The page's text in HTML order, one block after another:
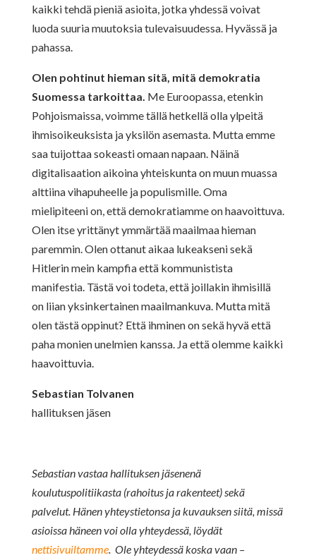
kaikki tehdä pieniä asioita, jotka yhdessä voivat
luoda suuria muutoksia tulevaisuudessa. Hyvässä ja
pahassa.
Olen pohtinut hieman sitä, mitä demokratia
Suomessa tarkoittaa. Me Euroopassa, etenkin
Pohjoismaissa, voimme tällä hetkellä olla ylpeitä
ihmisoikeuksista ja yksilön asemasta. Mutta emme
saa tuijottaa sokeasti omaan napaan. Näinä
digitalisaation aikoina yhteiskunta on muun muassa
alttiina vihapuheelle ja populismille. Oma
mielipiteeni on, että demokratiamme on haavoittuva.
Olen itse yrittänyt ymmärtää maailmaa hieman
paremmin. Olen ottanut aikaa lukeakseni sekä
Hitlerin mein kampfia että kommunistista
manifestia. Tästä voi todeta, että joillakin ihmisillä
on liian yksinkertainen maailmankuva. Mutta mitä
olen tästä oppinut? Että ihminen on sekä hyvä että
paha monien unelmien kanssa. Ja että olemme kaikki
haavoittuvia.
Sebastian Tolvanen
hallituksen jäsen
Sebastian vastaa hallituksen jäsenenä
koulutuspolitiikasta (rahoitus ja rakenteet) sekä
palvelut. Hänen yhteystietonsa ja kuvauksen siitä, missä
asioissa häneen voi olla yhteydessä, löydät
nettisivuiltamme. Ole yhteydessä koska vaan –